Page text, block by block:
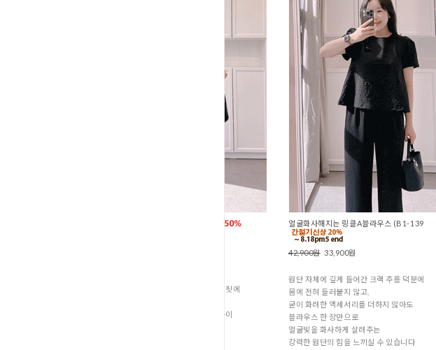
흐물거리지 않고 정갈하게 드레스업 되는 핏에
상체 군살은 싹 가려주면서 전체적으로 룩이
얼굴화사해지는 링클A블라우스 (B1-139
42,900원33,900원
원단 자체에 깊게 들어간 크랙 주름 덕분에
몸에 전혀 들러붙지 않고,
굳이 화려한 액세서리를 더하지 않아도
블라우스 한 장만으로
얼굴빛을 화사하게 살려주는
강력한 원단의 힘을 느끼실 수 있습니다